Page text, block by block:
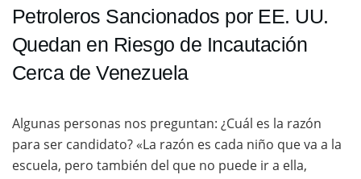
Petroleros Sancionados por EE. UU.
Quedan en Riesgo de Incautación
Cerca de Venezuela
Algunas personas nos preguntan: ¿Cuál es la razón
para ser candidato? «La razón es cada niño que va a la
escuela, pero también del que no puede ir a ella,